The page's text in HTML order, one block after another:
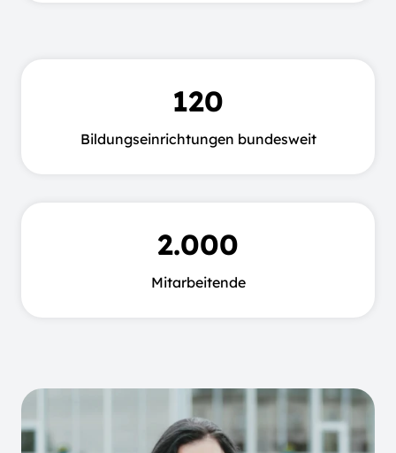
120
Bildungseinrichtungen bundesweit
2.000
Mitarbeitende